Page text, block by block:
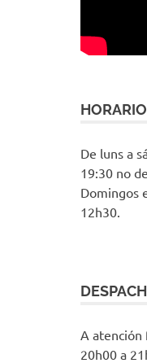
De luns a
19:30 no
Domingos
12h30.
A atención
20h00 a